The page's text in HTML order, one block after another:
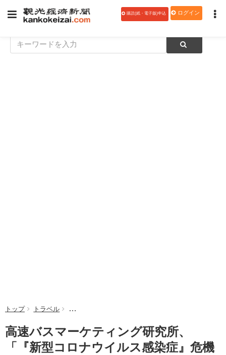
購読(紙・電子版)申込 ログイン
トップ トラベル 高速バスマーケティング研究所、「『新型コロナウ
高速バスマーケティング研究所、
「『新型コロナウイルス感染症』危機